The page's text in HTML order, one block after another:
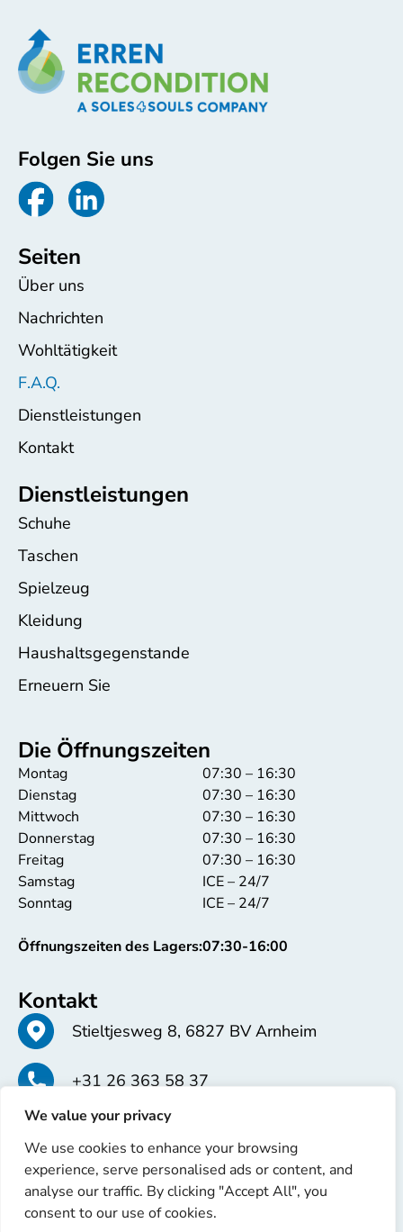
We value your privacy
We use cookies to enhance your browsing
experience, serve personalised ads or content, and
analyse our traffic. By clicking "Accept All", you
consent to our use of cookies.
Folgen Sie uns
Seiten
Über uns
Nachrichten
Wohltätigkeit
F.A.Q.
Dienstleistungen
Kontakt
Dienstleistungen
Schuhe
Taschen
Spielzeug
Kleidung
Haushaltsgegenstande
Erneuern Sie
Die Öffnungszeiten
Montag
Dienstag
Mittwoch
Donnerstag
Freitag
Samstag
Sonntag
Öffnungszeiten des Lagers:
07:30 – 16:30
07:30 – 16:30
07:30 – 16:30
07:30 – 16:30
07:30 – 16:30
ICE – 24/7
ICE – 24/7
07:30-16:00
Kontakt
Stieltjesweg 8, 6827 BV Arnheim
+31 26 363 58 37
info@erren.com